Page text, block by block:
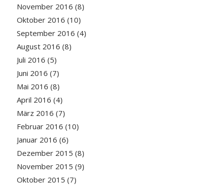
November 2016 (8)
Oktober 2016 (10)
September 2016 (4)
August 2016 (8)
Juli 2016 (5)
Juni 2016 (7)
Mai 2016 (8)
April 2016 (4)
März 2016 (7)
Februar 2016 (10)
Januar 2016 (6)
Dezember 2015 (8)
November 2015 (9)
Oktober 2015 (7)